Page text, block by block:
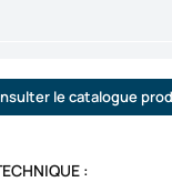
le catalogue
: